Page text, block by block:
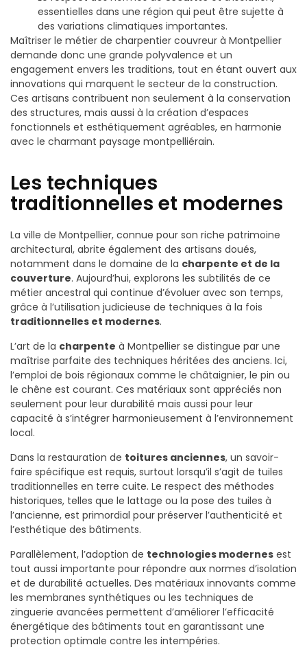
essentielles dans une région qui peut être sujette à
des variations climatiques importantes.
Maîtriser le métier de charpentier couvreur à Montpellier
demande donc une grande polyvalence et un
engagement envers les traditions, tout en étant ouvert aux
innovations qui marquent le secteur de la construction.
Ces artisans contribuent non seulement à la conservation
des structures, mais aussi à la création d’espaces
fonctionnels et esthétiquement agréables, en harmonie
avec le charmant paysage montpelliérain.
Les techniques
traditionnelles et modernes
La ville de Montpellier, connue pour son riche patrimoine
architectural, abrite également des artisans doués,
notamment dans le domaine de la charpente et de la
couverture. Aujourd’hui, explorons les subtilités de ce
métier ancestral qui continue d’évoluer avec son temps,
grâce à l’utilisation judicieuse de techniques à la fois
traditionnelles et modernes.
L’art de la charpente à Montpellier se distingue par une
maîtrise parfaite des techniques héritées des anciens. Ici,
l’emploi de bois régionaux comme le châtaignier, le pin ou
le chêne est courant. Ces matériaux sont appréciés non
seulement pour leur durabilité mais aussi pour leur
capacité à s’intégrer harmonieusement à l’environnement
local.
Dans la restauration de toitures anciennes, un savoir-
faire spécifique est requis, surtout lorsqu’il s’agit de tuiles
traditionnelles en terre cuite. Le respect des méthodes
historiques, telles que le lattage ou la pose des tuiles à
l’ancienne, est primordial pour préserver l’authenticité et
l’esthétique des bâtiments.
Parallèlement, l’adoption de technologies modernes est
tout aussi importante pour répondre aux normes d’isolation
et de durabilité actuelles. Des matériaux innovants comme
les membranes synthétiques ou les techniques de
zinguerie avancées permettent d’améliorer l’efficacité
énergétique des bâtiments tout en garantissant une
protection optimale contre les intempéries.